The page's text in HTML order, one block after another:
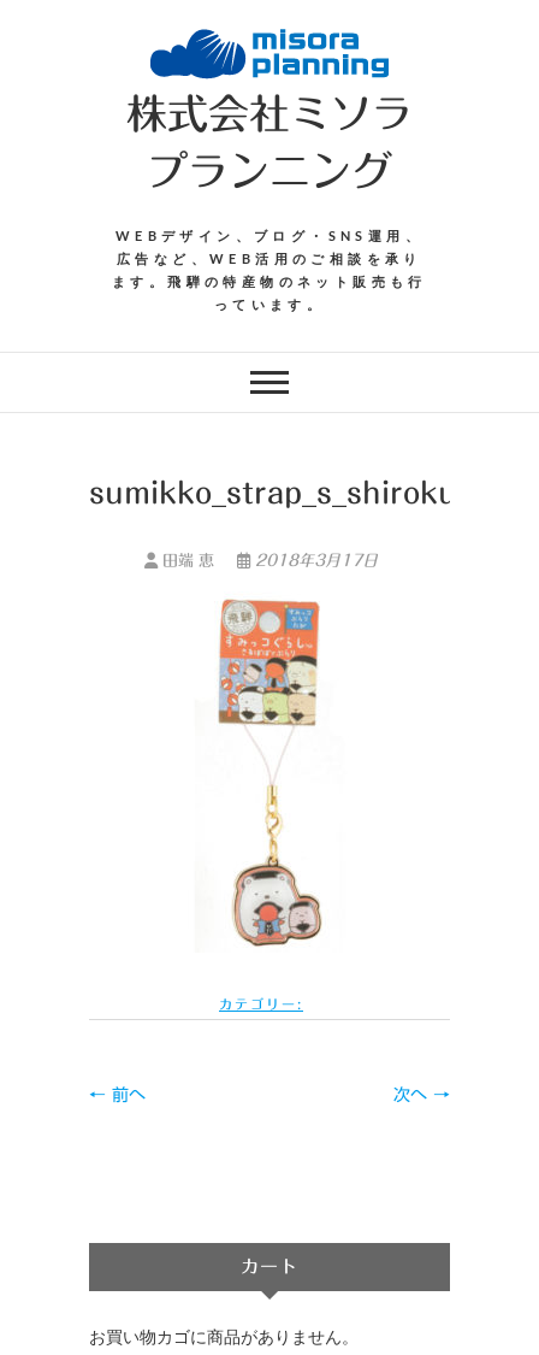
株式会社ミソラ
プランニング
WEBデザイン、ブログ・SNS運用、
広告など、WEB活用のご相談を承り
ます。飛騨の特産物のネット販売も行
っています。
sumikko_strap_s_shirokuma
田端 恵 2018年3月17日
カテゴリー:
← 前へ 次へ →
カート
お買い物カゴに商品がありません。